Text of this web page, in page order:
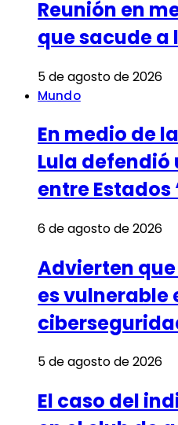
Reunión en
que sacude a
5 de agosto de 2026
Mundo
En medio de
Lula
entre
6 de agosto de 2026
Advierten
es vulnerable
5 de agosto de 2026
El caso del